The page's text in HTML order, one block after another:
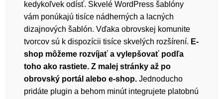
kedykoľvek odísť. Skvelé WordPress šablóny
vám ponúkajú tisíce nádherných a lacných
dizajnových šablón. Vďaka obrovskej komunite
tvorcov sú k dispozícii tisíce skvelých rozšírení. E-
shop môžeme rozvíjať a vylepšovať podľa
toho ako rastiete. Z malej stránky až po
obrovský portál alebo e-shop. Jednoducho
pridáte plugin a behom minút integrujete platobnú